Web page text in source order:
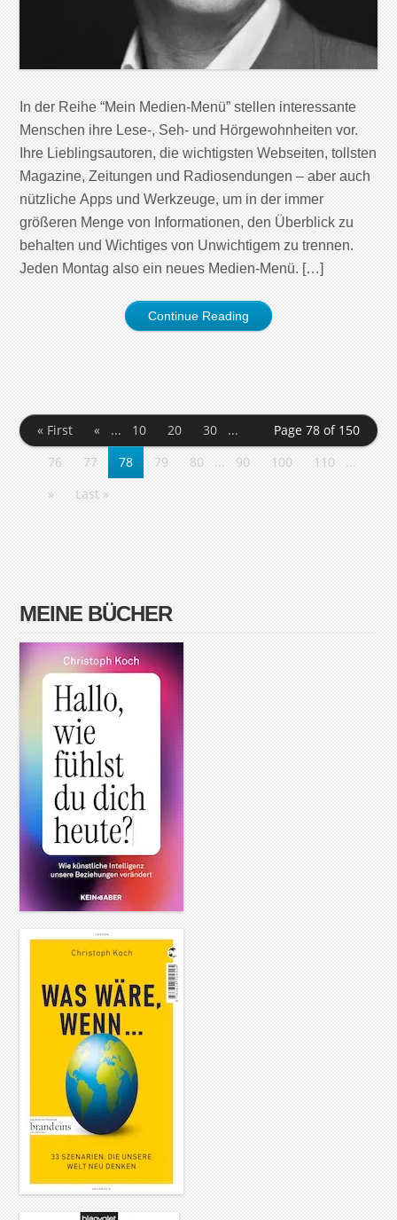
In der Reihe “Mein Medien-Menü” stellen interessante
Menschen ihre Lese-, Seh- und Hörgewohnheiten vor.
Ihre Lieblingsautoren, die wichtigsten Webseiten, tollsten
Magazine, Zeitungen und Radiosendungen – aber auch
nützliche Apps und Werkzeuge, um in der immer
größeren Menge von Informationen, den Überblick zu
behalten und Wichtiges von Unwichtigem zu trennen.
Jeden Montag also ein neues Medien-Menü. […]
Continue Reading
Page 78 of 150
« First « ... 10 20 30
...
76
77 78 79 80 ... 90 100 110
...
»
Last »
MEINE BÜCHER